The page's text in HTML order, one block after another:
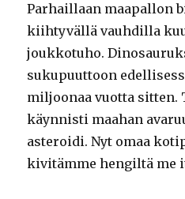
Parhaillaan maapallon
kiihtyvällä vauhdilla
joukkotuho.
sukupuuttoon
miljoonaa vuotta
käynnisti maahan
asteroidi. Nyt omaa
kivitämme hengiltä me